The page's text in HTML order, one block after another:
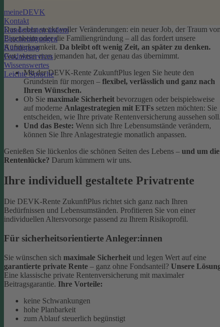
meineDEVK
Kontakt
Kundendaten ändern
Bescheinigungen
Kündigung
Produktservices
Wissenswertes
Leichte Sprache
Das Leben steckt voller Veränderungen: ein neuer Job, der Traum
Eigenheim oder die Familiengründung – all das fordert unsere
Aufmerksamkeit. Da bleibt oft wenig Zeit, an später zu denken.
Gut, wenn man jemanden hat, der genau das übernimmt.
Mit der DEVK-Rente ZukunftPlus legen Sie heute den
Grundstein für morgen – flexibel, verlässlich und ganz nach
Ihren Wünschen.
Ob Sie maximale Sicherheit bevorzugen oder beispielsweise
auf moderne Anlagestrategien mit ETFs setzen möchten: Sie
entscheiden, wie Ihre private Rentenversicherung aussehen
Und das Beste: Wenn sich Ihre Lebensumstände verändern,
können Sie Ihre Anlagestrategie monatlich anpassen.
Genießen Sie lückenlos die schönen Seiten des Lebens – und um die
Rentenlücke? Darum kümmern wir uns.
Ihre individuell gestaltete Privatrente
Die DEVK-Rente ZukunftPlus richtet sich ganz nach Ihren
Bedürfnissen und Lebensumständen. Profitieren Sie von einer
individuellen Altersvorsorge passend zu Ihrem Risikoprofil.
Für sicherheitsorientierte Anleger:innen
Sie wünschen sich maximale Sicherheit und legen Wert auf eine
garantierte private Rente – ganz ohne Fondsanteil? Unsere
Eine klassische private Rentenversicherung mit maximaler
Beitragsgarantie. Ihre Vorteile:
keine Schwankungen
hohe Planbarkeit
zum Ablauf steuerlich begünstigt